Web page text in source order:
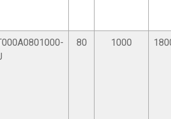
megfelel
csatlakozás az EN 1092-2 szabvány
megvalósított zárótestvédelem
fej a beépítési helyszínnek
80 1000